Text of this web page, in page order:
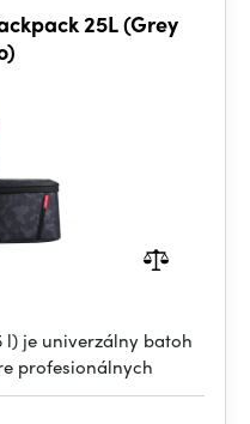
25L (Grey
l) je univerzálny batoh
profesionálnych